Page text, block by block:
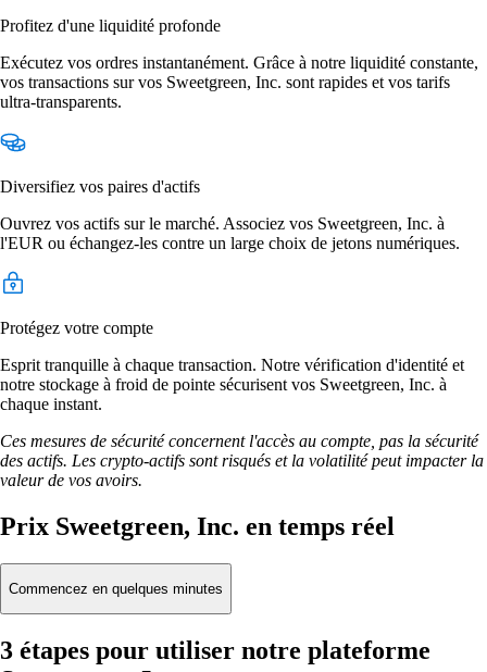
Profitez d'une liquidité profonde
Exécutez vos ordres instantanément. Grâce à notre liquidité constante,
vos transactions sur vos Sweetgreen, Inc. sont rapides et vos tarifs
ultra-transparents.
Diversifiez vos paires d'actifs
Ouvrez vos actifs sur le marché. Associez vos Sweetgreen, Inc. à
l'EUR ou échangez-les contre un large choix de jetons numériques.
Protégez votre compte
Esprit tranquille à chaque transaction. Notre vérification d'identité et
notre stockage à froid de pointe sécurisent vos Sweetgreen, Inc. à
chaque instant.
Ces mesures de sécurité concernent l'accès au compte, pas la sécurité
des actifs. Les crypto-actifs sont risqués et la volatilité peut impacter la
valeur de vos avoirs.
Prix Sweetgreen, Inc. en temps réel
Commencez en quelques minutes
3 étapes pour utiliser notre plateforme